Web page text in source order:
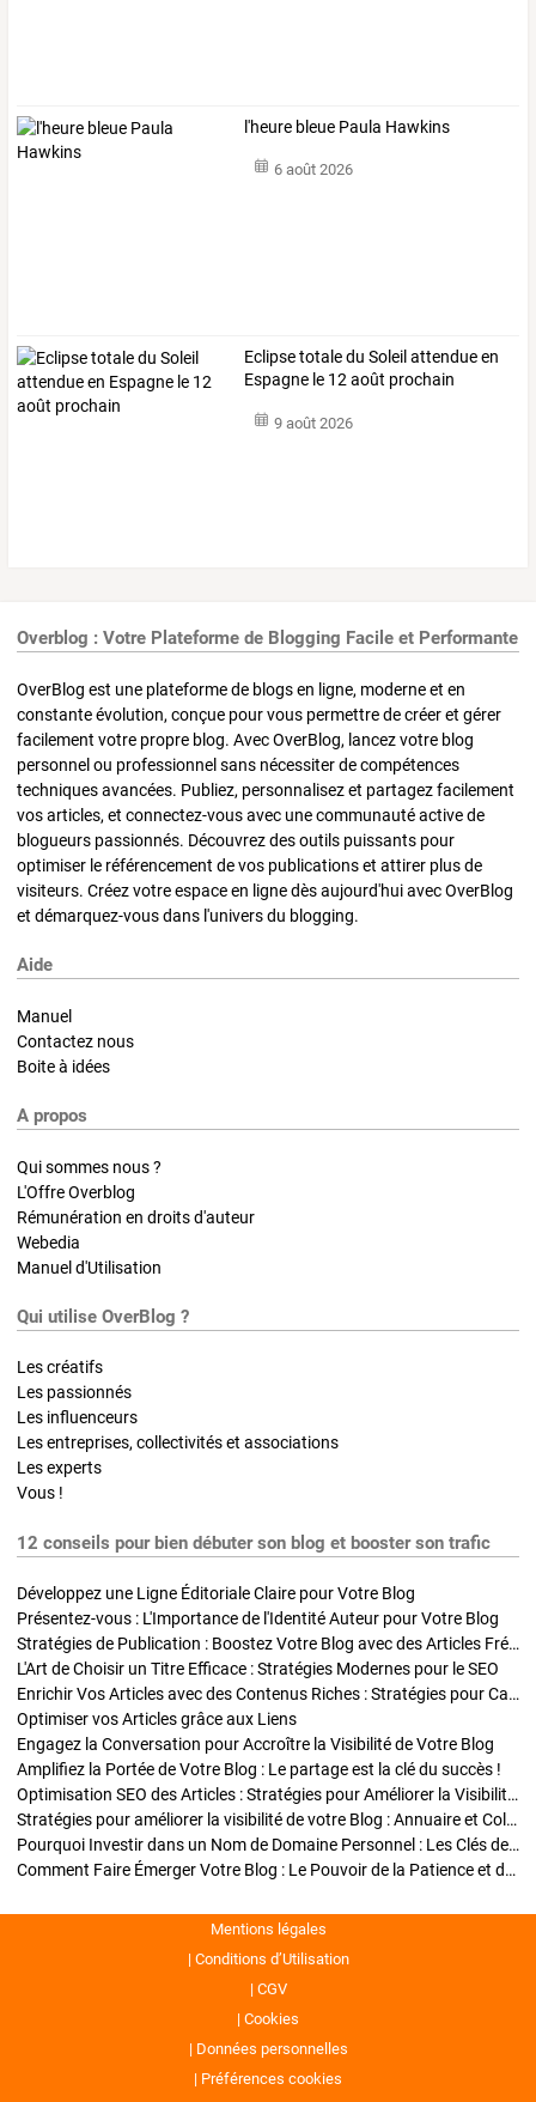
l'heure bleue Paula Hawkins
6 août 2026
Eclipse totale du Soleil attendue en
Espagne le 12 août prochain
9 août 2026
Overblog : Votre Plateforme de Blogging Facile et Performante
OverBlog est une plateforme de blogs en ligne, moderne et en
constante évolution, conçue pour vous permettre de créer et gérer
facilement votre propre blog. Avec OverBlog, lancez votre blog
personnel ou professionnel sans nécessiter de compétences
techniques avancées. Publiez, personnalisez et partagez facilement
vos articles, et connectez-vous avec une communauté active de
blogueurs passionnés. Découvrez des outils puissants pour
optimiser le référencement de vos publications et attirer plus de
visiteurs. Créez votre espace en ligne dès aujourd'hui avec OverBlog
et démarquez-vous dans l'univers du blogging.
Aide
Manuel
Contactez nous
Boite à idées
A propos
Qui sommes nous ?
L'Offre Overblog
Rémunération en droits d'auteur
Webedia
Manuel d'Utilisation
Qui utilise OverBlog ?
Les créatifs
Les passionnés
Les influenceurs
Les entreprises, collectivités et associations
Les experts
Vous !
12 conseils pour bien débuter son blog et booster son trafic
Développez une Ligne Éditoriale Claire pour Votre Blog
Présentez-vous : L'Importance de l'Identité Auteur pour Votre Blog
Stratégies de Publication : Boostez Votre Blog avec des Articles Fréquents et Exclusifs
L'Art de Choisir un Titre Efficace : Stratégies Modernes pour le SEO
Enrichir Vos Articles avec des Contenus Riches : Stratégies pour Captiver et Optimiser
Optimiser vos Articles grâce aux Liens
Engagez la Conversation pour Accroître la Visibilité de Votre Blog
Amplifiez la Portée de Votre Blog : Le partage est la clé du succès !
Optimisation SEO des Articles : Stratégies pour Améliorer la Visibilité de Votre Blog
Stratégies pour améliorer la visibilité de votre Blog : Annuaire et Collaborations
Pourquoi Investir dans un Nom de Domaine Personnel : Les Clés de la Réussite de Votre Blog
Comment Faire Émerger Votre Blog : Le Pouvoir de la Patience et de la Persévérance
Mentions légales
Conditions d’Utilisation
CGV
Cookies
Données personnelles
Préférences cookies